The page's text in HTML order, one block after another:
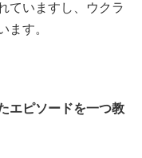
ていますし、ウクラ
す。
ピソードを一つ教